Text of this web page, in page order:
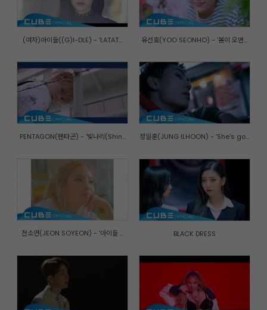
(여자)아이들((G)I-DLE) - 'LATAT... 유선호(YOO SEONHO) - '봄이 오면...
PENTAGON(펜타곤) - '빛나리(Shin... 정일훈(JUNG ILHOON) - 'She's go...
전소연(JEON SOYEON) - '아이들 ... BLACK DRESS